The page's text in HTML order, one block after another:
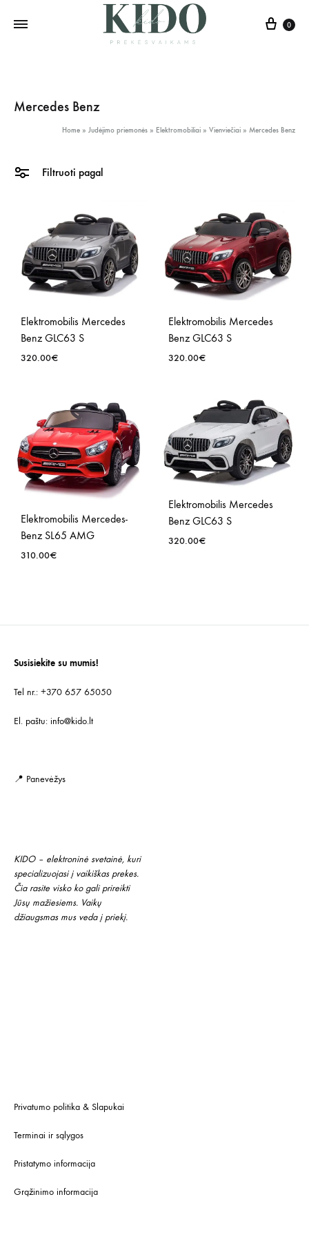
0
Mercedes Benz
Home » Judėjimo priemonės » Elektromobiliai » Vienviečiai » Mercedes Benz
Filtruoti pagal
Elektromobilis Mercedes
Benz GLC63 S
320.00€
SĄRAŠĄ
Elektromobilis Mercedes
Benz GLC63 S
320.00€
Elektromobilis Mercedes-
Benz SL65 AMG
310.00€
NORŲ
Elektromobilis Mercedes
Benz GLC63 S
320.00€
Susisiekite su mumis!
Tel nr.: +370 657 65050
El. paštu: info@kido.lt
📍 Panevėžys
KIDO – elektroninė svetainė, kuri
specializuojasi į vaikiškas prekes.
Čia rasite visko ko gali prireikti
Jūsų mažiesiems. Vaikų
džiaugsmas mus veda į priekį.
Privatumo politika & Slapukai
Terminai ir sąlygos
Pristatymo informacija
Grąžinimo informacija